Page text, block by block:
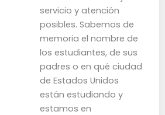
servicio y atención
posibles. Sabemos de
memoria el nombre de
los estudiantes, de sus
padres o en qué ciudad
de Estados Unidos
están estudiando y
estamos en